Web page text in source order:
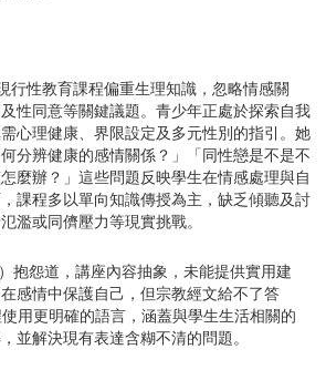
行性教育課程偏重生理知識，忽略情感關
性同意等關鍵議題。青少年正處於探索自我
心理健康、界限設定及多元性別的指引。她
分辨健康的感情關係？」「同性戀是不是不
麼辦？」這些問題反映學生在情感處理與自
課程多以單向知識傳授為主，缺乏傾聽及討
濫或同儕壓力等現實挑戰。
抱怨道，講座內容抽象，未能提供實用建
感情中保護自己，但宗教經文給不了答
用更明確的語言，涵蓋與學生生活相關的
並解決現有表達含糊不清的問題。